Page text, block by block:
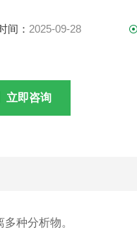
间： 2025-09-28
立即咨询
种分析物。